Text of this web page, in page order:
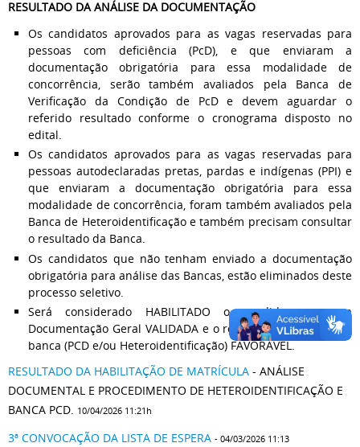
RESULTADO DA ANÁLISE DA DOCUMENTAÇÃO
Os candidatos aprovados para as vagas reservadas para
pessoas com deficiência (PcD), e que enviaram a
documentação obrigatória para essa modalidade de
concorrência, serão também avaliados pela Banca de
Verificação da Condição de PcD e devem aguardar o
referido resultado conforme o cronograma disposto no
edital.
Os candidatos aprovados para as vagas reservadas para
pessoas autodeclaradas pretas, pardas e indígenas (PPI) e
que enviaram a documentação obrigatória para essa
modalidade de concorrência, foram também avaliados pela
Banca de Heteroidentificação e também precisam consultar
o resultado da Banca.
Os candidatos que não tenham enviado a documentação
obrigatória para análise das Bancas, estão eliminados deste
processo seletivo.
Será considerado HABILITADO o candidato com a
Documentação Geral VALIDADA e o resultado de análise da
banca (PCD e/ou Heteroidentificação) FAVORÁVEL.
RESULTADO DA HABILITAÇÃO DE MATRÍCULA - ANÁLISE
DOCUMENTAL E PROCEDIMENTO DE HETEROIDENTIFICAÇÃO E
BANCA PCD. 10/04/2026 11:21h
3ª CONVOCAÇÃO DA LISTA DE ESPERA - 04/03/2026 11:13